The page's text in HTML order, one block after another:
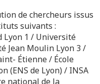
de chercheurs issus
suivants :
Lyon 1 / Université
Jean Moulin Lyon 3 /
Étienne / École
(ENS de Lyon) / INSA
national de la